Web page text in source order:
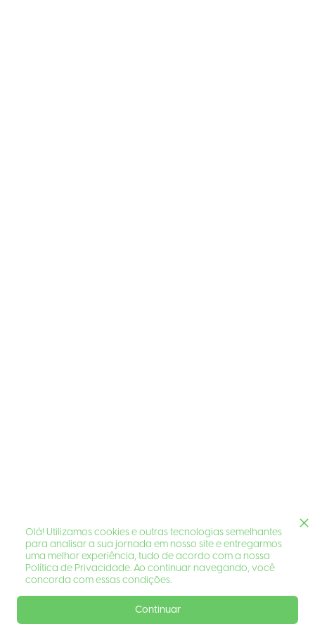
Olá! Utilizamos cookies e outras tecnologias semelhantes
para analisar a sua jornada em nosso site e entregarmos
uma melhor experiência, tudo de acordo com a nossa
Política de Privacidade. Ao continuar navegando, você
concorda com essas condições.
Continuar